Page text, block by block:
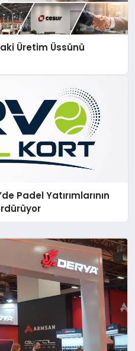
Üretim Üssünü
Padel Yatırımlarının